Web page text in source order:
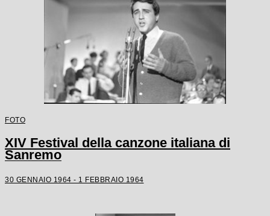
FOTO
XIV Festival della canzone italiana di
Sanremo
30 GENNAIO 1964 - 1 FEBBRAIO 1964